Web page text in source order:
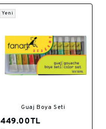
Yeni
Guaj Boya Seti
449.00TL